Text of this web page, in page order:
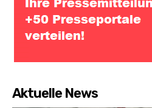
Aktuelle News